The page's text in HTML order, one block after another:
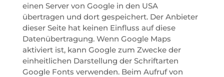
einen Server von Google in den USA
übertragen und dort gespeichert. Der Anbieter
dieser Seite hat keinen Einfluss auf diese
Datenübertragung. Wenn Google Maps
aktiviert ist, kann Google zum Zwecke der
einheitlichen Darstellung der Schriftarten
Google Fonts verwenden. Beim Aufruf von